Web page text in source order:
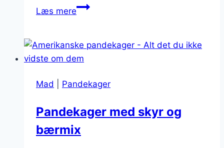
Læs mereAmerikanske
havremælk
Mad Pandekager
Pandekager med skyr og
bærmix